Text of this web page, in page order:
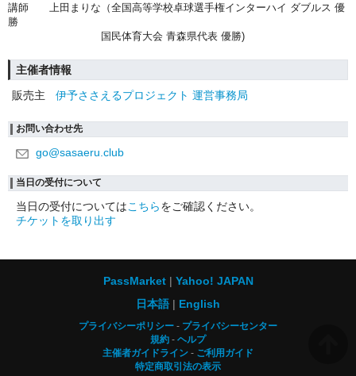
講師 上田まりな（全国高等学校卓球選手権インターハイ ダブルス 優
勝
国民体育大会 青森県代表 優勝)
主催者情報
販売主
伊予ささえるプロジェクト 運営事務局
お問い合わせ先
go@sasaeru.club
当日の受付について
当日の受付についてはこちらをご確認ください。
チケットを取り出す
PassMarket
Yahoo! JAPAN
日本語
English
プライバシーポリシー
プライバシーセンター
規約
ヘルプ
主催者ガイドライン
ご利用ガイド
特定商取引法の表示